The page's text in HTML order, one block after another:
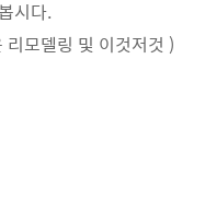
시다.
모델링 및 이것저것 )